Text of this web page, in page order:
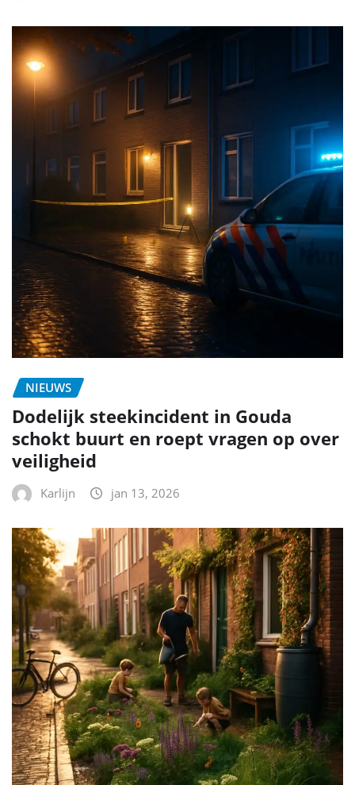
NIEUWS
Dodelijk steekincident in Gouda
schokt buurt en roept vragen op over
veiligheid
Karlijn jan 13, 2026